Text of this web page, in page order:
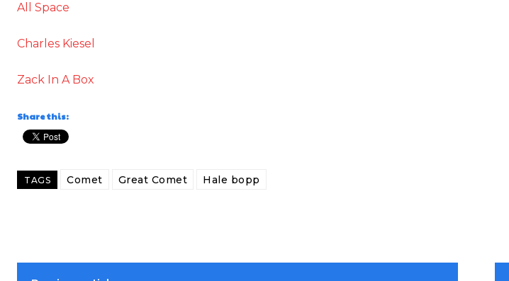
All Space
Charles Kiesel
Zack In A Box
Share this:
TAGS Comet Great Comet Hale bopp